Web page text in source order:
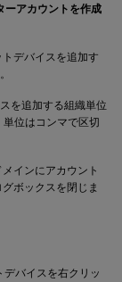
アカウントを作成
デバイスを追加す
を追加する組織単位
位はコンマで区切
インにアカウント
ボックスを閉じま
デバイスを右クリッ